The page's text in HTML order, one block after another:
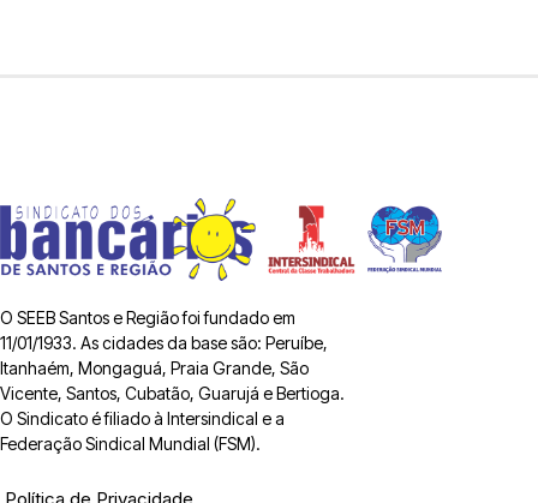
O SEEB Santos e Região foi fundado em
11/01/1933. As cidades da base são: Peruíbe,
Itanhaém, Mongaguá, Praia Grande, São
Vicente, Santos, Cubatão, Guarujá e Bertioga.
O Sindicato é filiado à Intersindical e a
Federação Sindical Mundial (FSM).
Política de Privacidade